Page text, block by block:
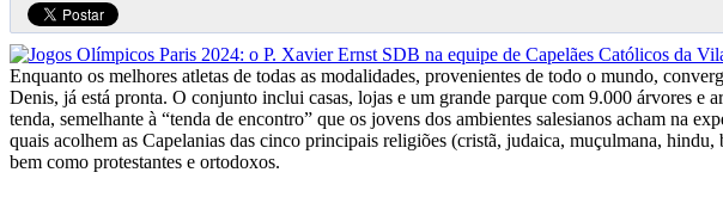
Enquanto os melhores atletas de todas as modalidades, provenientes de todo o mundo,
Denis, já está pronta. O conjunto inclui casas, lojas e um grande parque com 9.000 árvores
tenda, semelhante à “tenda de encontro” que os jovens dos ambientes salesianos acham na
quais acolhem as Capelanias das cinco principais religiões (cristã, judaica, muçulmana,
bem como protestantes e ortodoxos.